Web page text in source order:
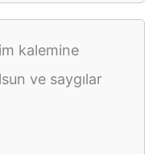
kalemine
ve saygılar